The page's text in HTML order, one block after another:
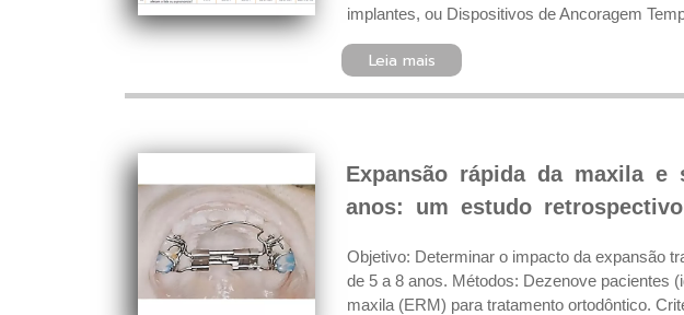
implantes, ou Dispositivos de Ancoragem
Leia mais
Expansão rápida da maxila
anos: um estudo retrospectivo
Objetivo: Determinar o impacto da expansão
de 5 a 8 anos. Métodos: Dezenove pacientes
maxila (ERM) para tratamento ortodôntico.